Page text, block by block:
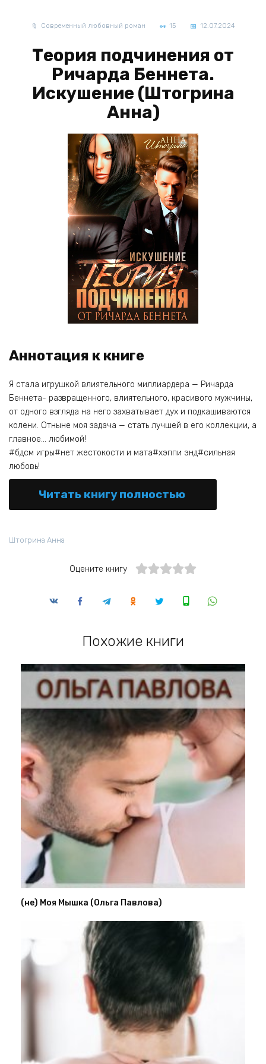
Современный любовный роман 15 12.07.2024
Теория подчинения от
Ричарда Беннета.
Искушение (Штогрина
Анна)
Аннотация к книге
Я стала игрушкой влиятельного миллиардера — Ричарда
Беннета- развращенного, влиятельного, красивого мужчины,
от одного взгляда на него захватывает дух и подкашиваются
колени. Отныне моя задача — стать лучшей в его коллекции, а
главное… любимой!
#бдсм игры#нет жестокости и мата#хэппи энд#сильная
любовь!
Читать книгу полностью
Штогрина Анна
Оцените книгу
Похожие книги
(не) Моя Мышка (Ольга Павлова)